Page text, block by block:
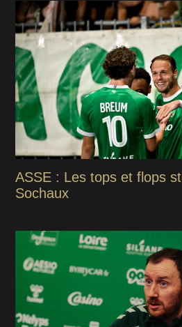
ASSE : Les tops et flops
Sochaux